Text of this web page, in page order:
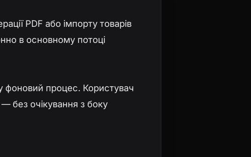
PDF або імпорту товарів
в основному потоці
фоновий процес. Користувач
без очікування з боку